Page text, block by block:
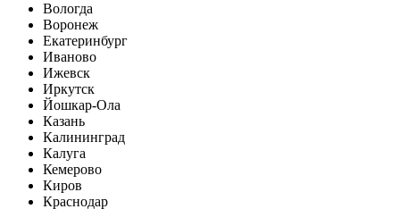
Вологда
Воронеж
Екатеринбург
Иваново
Ижевск
Иркутск
Йошкар-Ола
Казань
Калининград
Калуга
Кемерово
Киров
Краснодар